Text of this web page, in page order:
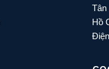
Tân
Hồ